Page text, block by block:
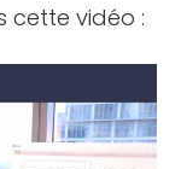
cette vidéo :